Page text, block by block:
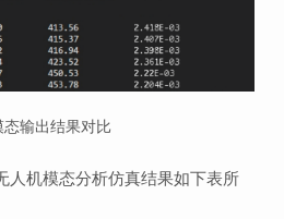
态输出结果对比
人机模态分析仿真结果如下表所